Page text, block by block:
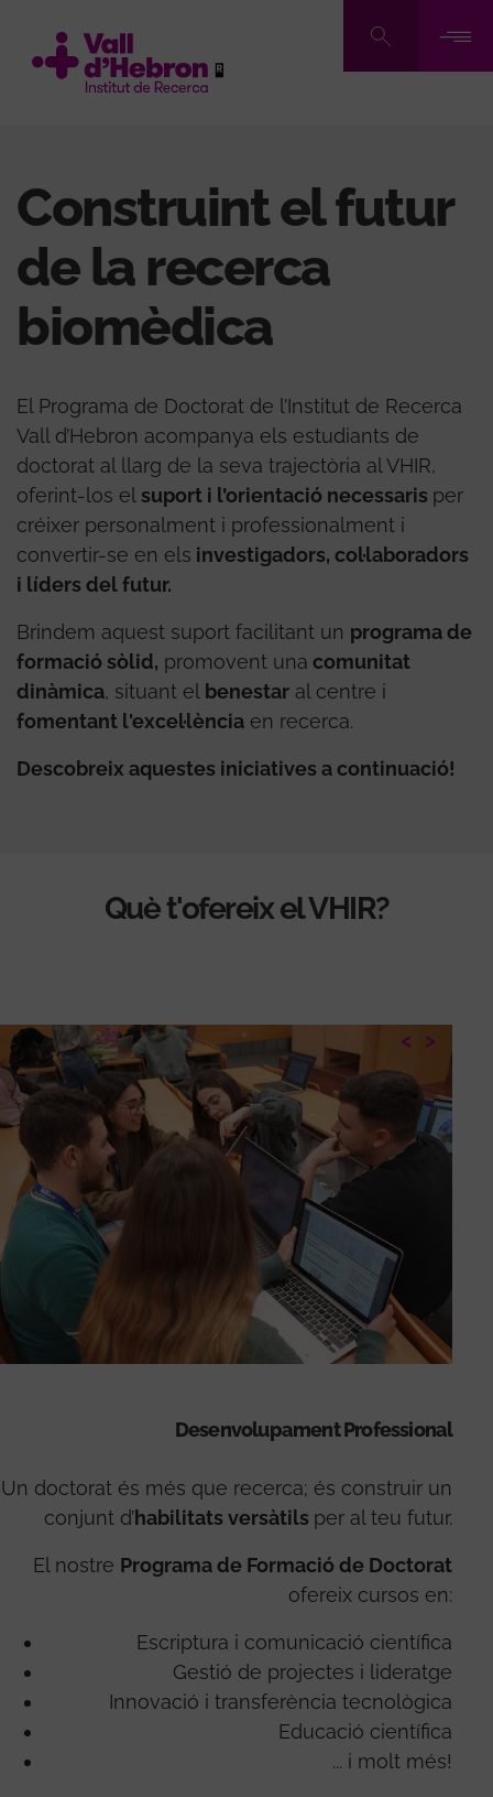
contingut
Construint el futur
de la recerca
biomèdica
El Programa de Doctorat de l’Institut de Recerca
Vall d’Hebron acompanya els estudiants de
doctorat al llarg de la seva trajectòria al VHIR,
oferint-los el suport i l’orientació necessaris per
créixer personalment i professionalment i
convertir-se en els investigadors, col·laboradors
i líders del futur.
Brindem aquest suport facilitant un programa de
formació sòlid, promovent una comunitat
dinàmica, situant el benestar al centre i
fomentant l'excel·lència en recerca.
Descobreix aquestes iniciatives a continuació!
Què t'ofereix el VHIR?
Desenvolupament Professional
Un doctorat és més que recerca; és construir un
conjunt d’habilitats versàtils per al teu futur.
El nostre Programa de Formació de Doctorat
ofereix cursos en:
Escriptura i comunicació científica
Gestió de projectes i lideratge
Innovació i transferència tecnològica
Educació científica
... i molt més!
< >